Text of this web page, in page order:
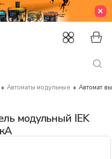
модульный IEK
Автоматы модульные Автомат